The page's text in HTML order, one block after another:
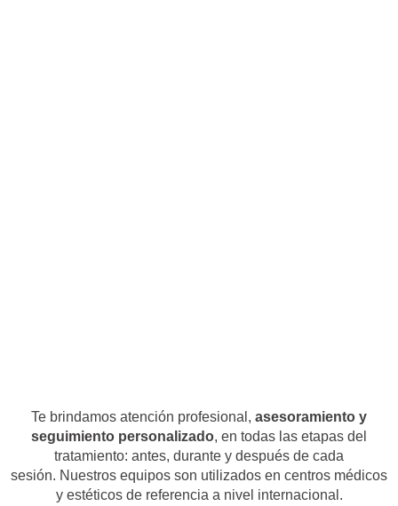
Te brindamos atención profesional, asesoramiento y
seguimiento personalizado, en todas las etapas del
tratamiento: antes, durante y después de cada
sesión. Nuestros equipos son utilizados en centros médicos
y estéticos de referencia a nivel internacional.